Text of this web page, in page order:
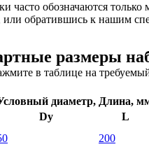
обозначаются
обратившись к нашим
размеры
в таблице на
диаметр, Длина,
Dy L
200